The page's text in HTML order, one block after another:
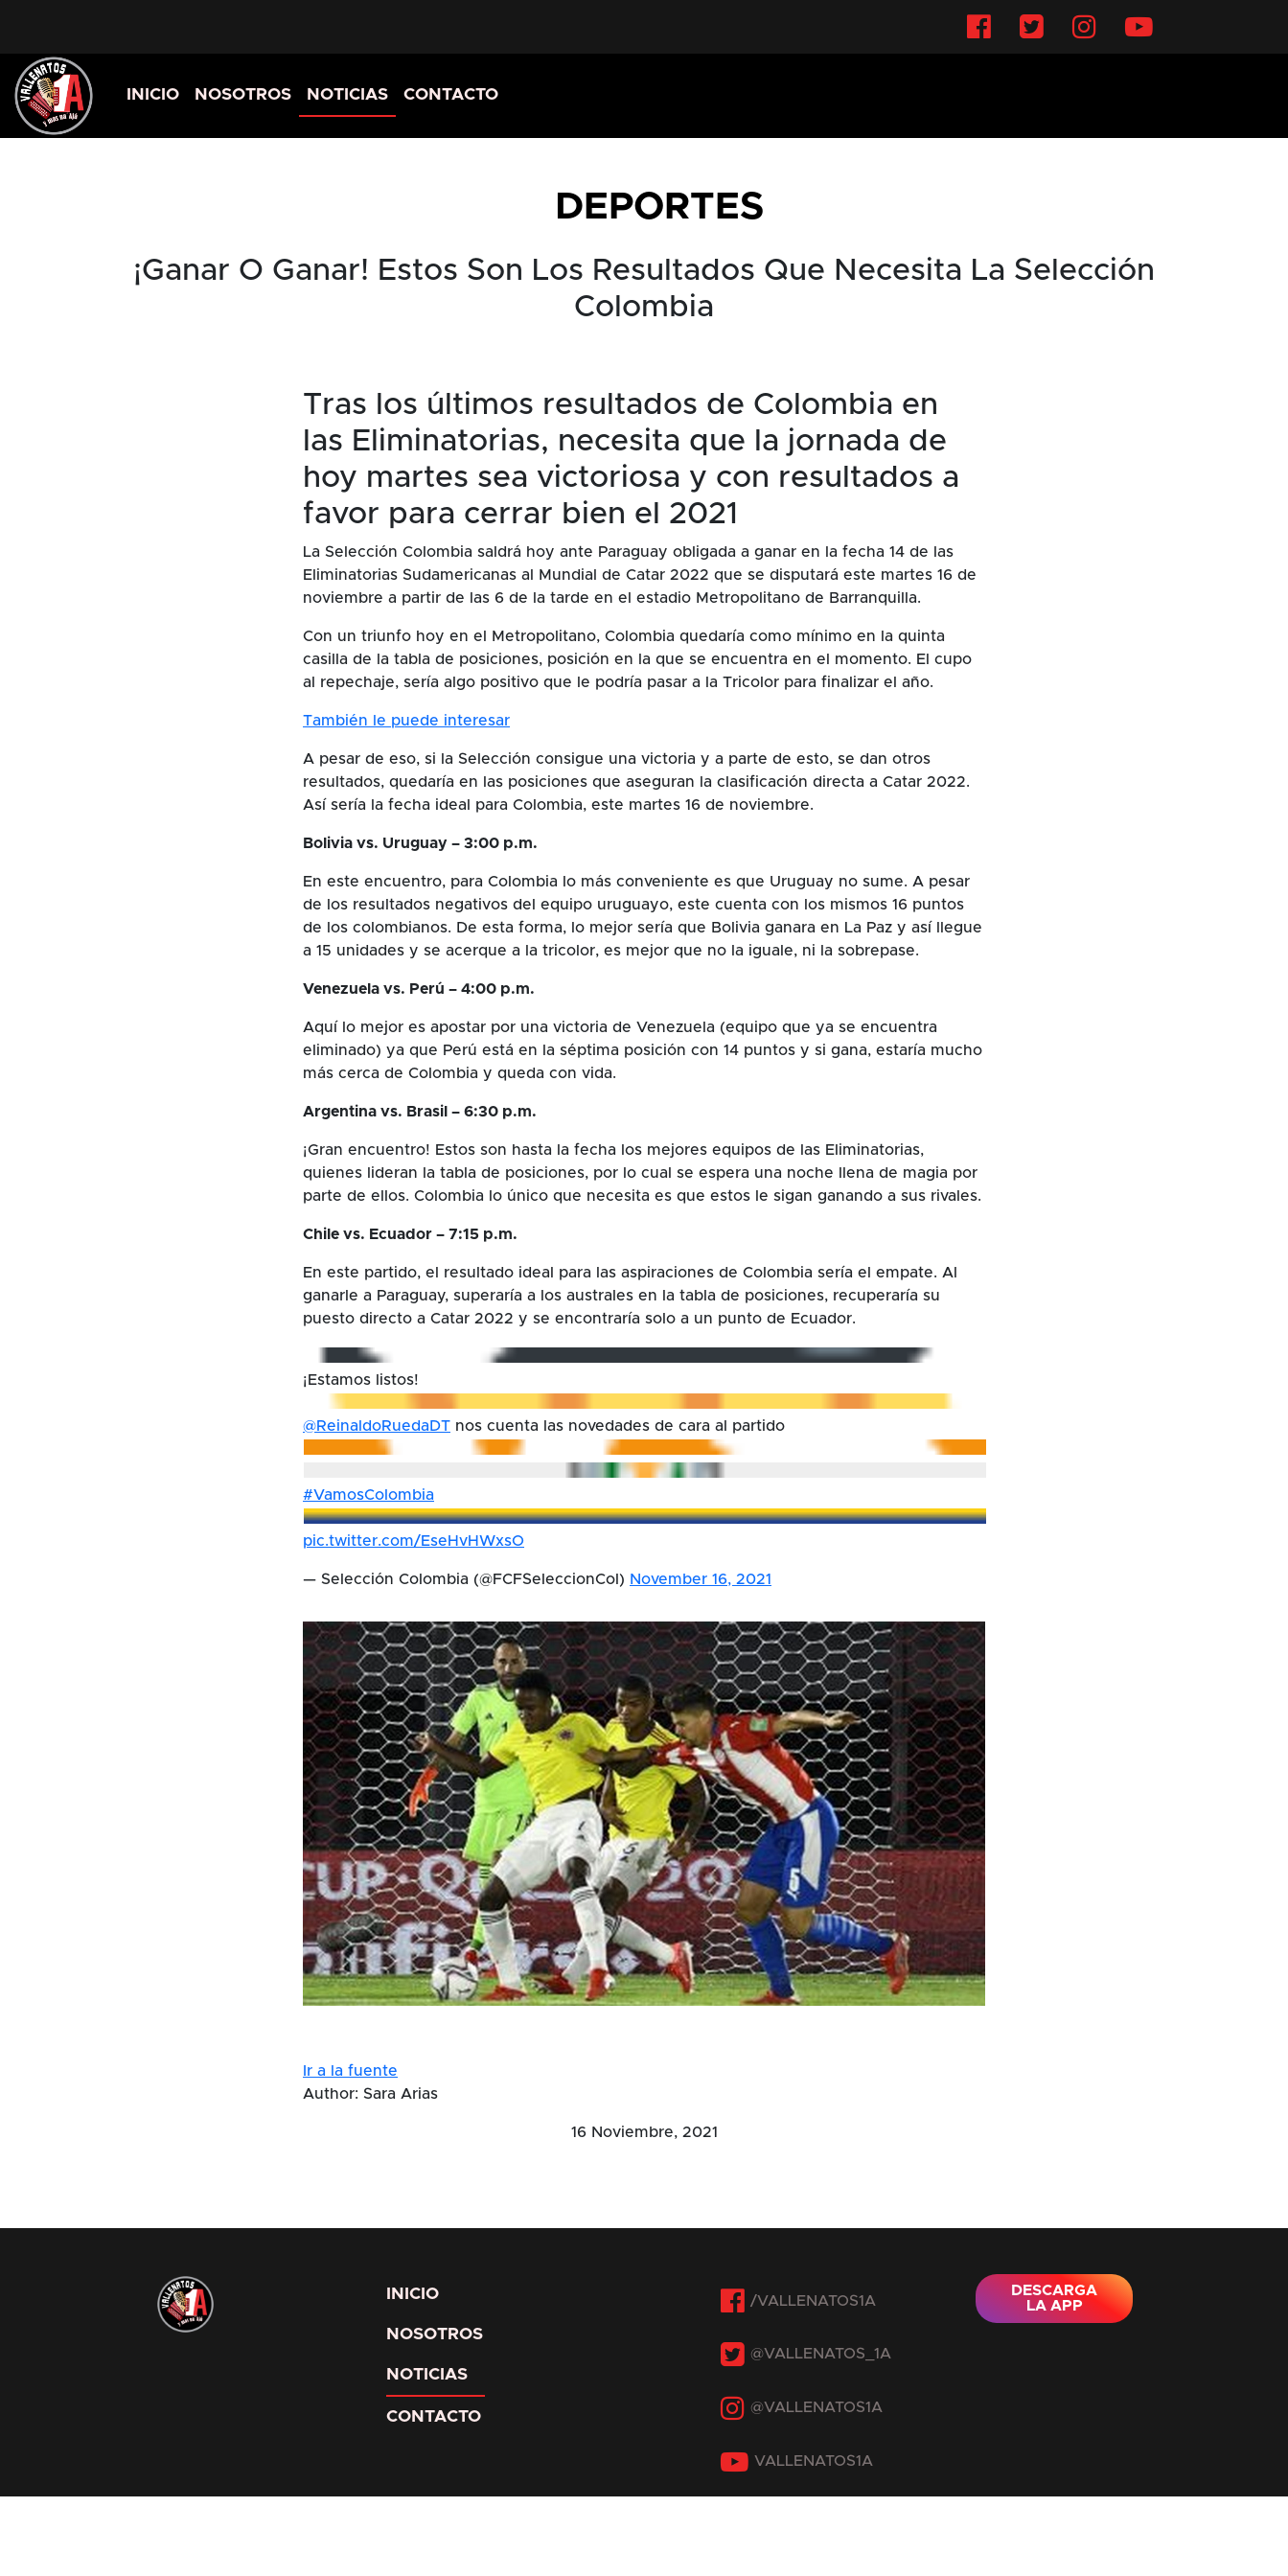
INICIO NOSOTROS NOTICIAS CONTACTO
DEPORTES
¡Ganar O Ganar! Estos Son Los Resultados Que Necesita La Selección
Colombia
Tras los últimos resultados de Colombia en
las Eliminatorias, necesita que la jornada de
hoy martes sea victoriosa y con resultados a
favor para cerrar bien el 2021
La Selección Colombia saldrá hoy ante Paraguay obligada a ganar en la fecha 14 de las
Eliminatorias Sudamericanas al Mundial de Catar 2022 que se disputará este martes 16 de
noviembre a partir de las 6 de la tarde en el estadio Metropolitano de Barranquilla.
Con un triunfo hoy en el Metropolitano, Colombia quedaría como mínimo en la quinta
casilla de la tabla de posiciones, posición en la que se encuentra en el momento. El cupo
al repechaje, sería algo positivo que le podría pasar a la Tricolor para finalizar el año.
También le puede interesar
A pesar de eso, si la Selección consigue una victoria y a parte de esto, se dan otros
resultados, quedaría en las posiciones que aseguran la clasificación directa a Catar 2022.
Así sería la fecha ideal para Colombia, este martes 16 de noviembre.
Bolivia vs. Uruguay – 3:00 p.m.
En este encuentro, para Colombia lo más conveniente es que Uruguay no sume. A pesar
de los resultados negativos del equipo uruguayo, este cuenta con los mismos 16 puntos
de los colombianos. De esta forma, lo mejor sería que Bolivia ganara en La Paz y así llegue
a 15 unidades y se acerque a la tricolor, es mejor que no la iguale, ni la sobrepase.
Venezuela vs. Perú – 4:00 p.m.
Aquí lo mejor es apostar por una victoria de Venezuela (equipo que ya se encuentra
eliminado) ya que Perú está en la séptima posición con 14 puntos y si gana, estaría mucho
más cerca de Colombia y queda con vida.
Argentina vs. Brasil – 6:30 p.m.
¡Gran encuentro! Estos son hasta la fecha los mejores equipos de las Eliminatorias,
quienes lideran la tabla de posiciones, por lo cual se espera una noche llena de magia por
parte de ellos. Colombia lo único que necesita es que estos le sigan ganando a sus rivales.
Chile vs. Ecuador – 7:15 p.m.
En este partido, el resultado ideal para las aspiraciones de Colombia sería el empate. Al
ganarle a Paraguay, superaría a los australes en la tabla de posiciones, recuperaría su
puesto directo a Catar 2022 y se encontraría solo a un punto de Ecuador.
¡Estamos listos!
@ReinaldoRuedaDT nos cuenta las novedades de cara al partido
#VamosColombia
pic.twitter.com/EseHvHWxsO
— Selección Colombia (@FCFSeleccionCol) November 16, 2021
Ir a la fuente
Author: Sara Arias
16 Noviembre, 2021
INICIO
NOSOTROS
NOTICIAS
CONTACTO
DESCARGA
LA APP